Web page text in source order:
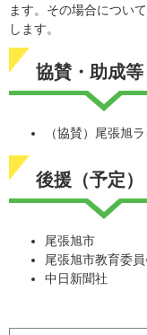
ます。その場合につい
します。
協賛・助成等
（協賛）尾張旭
後援（予定）
尾張旭市
尾張旭市教育委員
中日新聞社